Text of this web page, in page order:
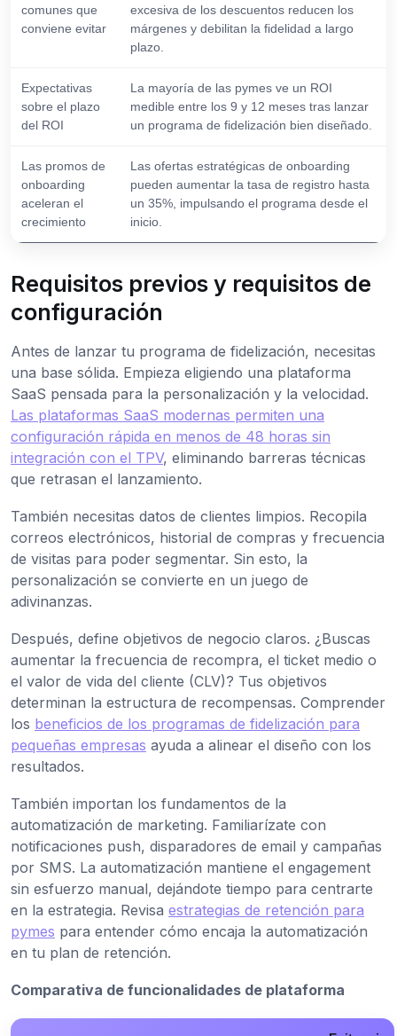
comunes que
conviene evitar
excesiva de los descuentos reducen los
márgenes y debilitan la fidelidad a largo
plazo.
Expectativas
sobre el plazo
del ROI
La mayoría de las pymes ve un ROI
medible entre los 9 y 12 meses tras lanzar
un programa de fidelización bien diseñado.
Las promos de
onboarding
aceleran el
crecimiento
Las ofertas estratégicas de onboarding
pueden aumentar la tasa de registro hasta
un 35%, impulsando el programa desde el
inicio.
Requisitos previos y requisitos de
configuración
Antes de lanzar tu programa de fidelización, necesitas
una base sólida. Empieza eligiendo una plataforma
SaaS pensada para la personalización y la velocidad.
Las plataformas SaaS modernas permiten una
configuración rápida en menos de 48 horas sin
integración con el TPV, eliminando barreras técnicas
que retrasan el lanzamiento.
También necesitas datos de clientes limpios. Recopila
correos electrónicos, historial de compras y frecuencia
de visitas para poder segmentar. Sin esto, la
personalización se convierte en un juego de
adivinanzas.
Después, define objetivos de negocio claros. ¿Buscas
aumentar la frecuencia de recompra, el ticket medio o
el valor de vida del cliente (CLV)? Tus objetivos
determinan la estructura de recompensas. Comprender
los beneficios de los programas de fidelización para
pequeñas empresas ayuda a alinear el diseño con los
resultados.
También importan los fundamentos de la
automatización de marketing. Familiarízate con
notificaciones push, disparadores de email y campañas
por SMS. La automatización mantiene el engagement
sin esfuerzo manual, dejándote tiempo para centrarte
en la estrategia. Revisa estrategias de retención para
pymes para entender cómo encaja la automatización
en tu plan de retención.
Comparativa de funcionalidades de plataforma